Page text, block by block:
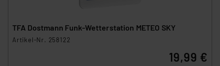
TFA Dostmann Funk-Wetterstation METEO SKY
Artikel-Nr. 258122
19,99 €